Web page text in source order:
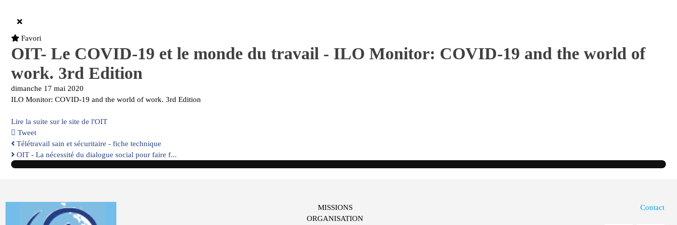
Favori
OIT- Le COVID-19 et le monde du travail - ILO Monitor: COVID-19 and the world of
work. 3rd Edition
dimanche 17 mai 2020
ILO Monitor: COVID-19 and the world of work. 3rd Edition
Lire la suite sur le site de l'OIT
Tweet
Télétravail sain et sécuritaire - fiche technique
OIT - La nécessité du dialogue social pour faire f...
MISSIONS
ORGANISATION
Contact